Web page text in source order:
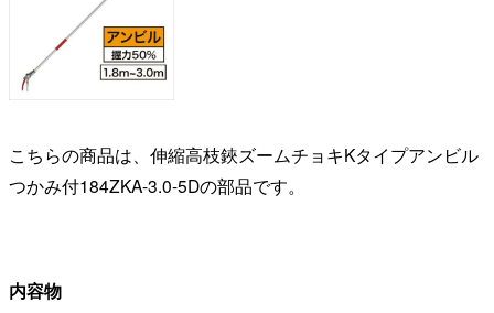
こちらの商品は、伸縮高枝鋏ズームチョキKタイプアンビル
つかみ付184ZKA-3.0-5Dの部品です。
内容物